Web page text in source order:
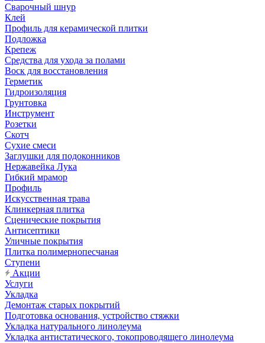
Сварочный шнур
Клей
Профиль для керамической плитки
Подложка
Крепеж
Средства для ухода за полами
Воск для восстановления
Герметик
Гидроизоляция
Грунтовка
Инструмент
Розетки
Скотч
Сухие смеси
Заглушки для подоконников
Нержавейка Лука
Гибкий мрамор
Профиль
Искусственная трава
Клинкерная плитка
Сценические покрытия
Антисептики
Уличные покрытия
Плитка полимернопесчаная
Ступени
Акции
Услуги
Укладка
Демонтаж старых покрытий
Подготовка основания, устройство стяжки
Укладка натурального линолеума
Укладка антистатического, токопроводящего линолеума